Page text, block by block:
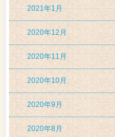
2021年1月
2020年12月
2020年11月
2020年10月
2020年9月
2020年8月